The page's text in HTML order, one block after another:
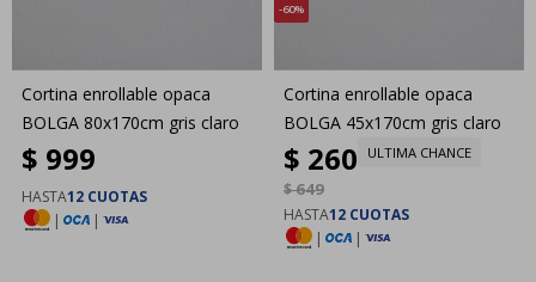
Cortina enrollable opaca
BOLGA 80x170cm gris claro
$ 999
HASTA12 CUOTAS
|
|
60
Cortina enrollable opaca
BOLGA 45x170cm gris claro
$ 260
$649
ULTIMA CHANCE
HASTA12 CUOTAS
|
|